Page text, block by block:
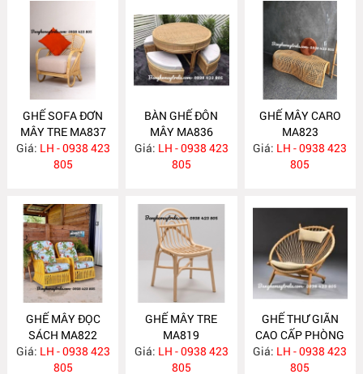
GHẾ SOFA ĐƠN
MÂY TRE MA837
Giá: LH - 0938 423
805
BÀN GHẾ ĐÔN
MÂY MA836
Giá: LH - 0938 423
805
GHẾ MÂY CARO
MA823
Giá: LH - 0938 423
805
GHẾ MÂY ĐỌC
SÁCH MA822
Giá: LH - 0938 423
805
GHẾ MÂY TRE
MA819
Giá: LH - 0938 423
805
GHẾ THƯ GIÃN
CAO CẤP PHÒNG
KHÁCH MA818
Giá: LH - 0938 423
805